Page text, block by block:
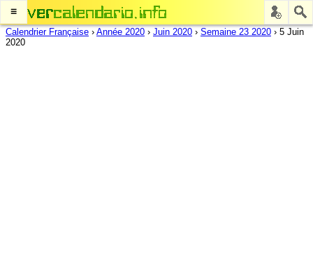
≡
Calendrier Française › Année 2020 › Juin 2020 › Semaine 23 2020 › 5 Juin
2020